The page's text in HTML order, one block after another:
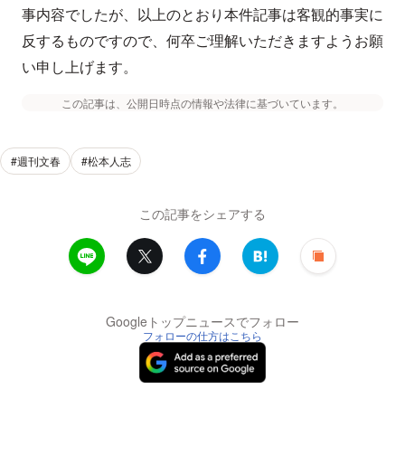
事内容でしたが、以上のとおり本件記事は客観的事実に
反するものですので、何卒ご理解いただきますようお願
い申し上げます。
この記事は、公開日時点の情報や法律に基づいています。
#週刊文春 #松本人志
この記事をシェアする
Googleトップニュースでフォロー
フォローの仕方はこちら